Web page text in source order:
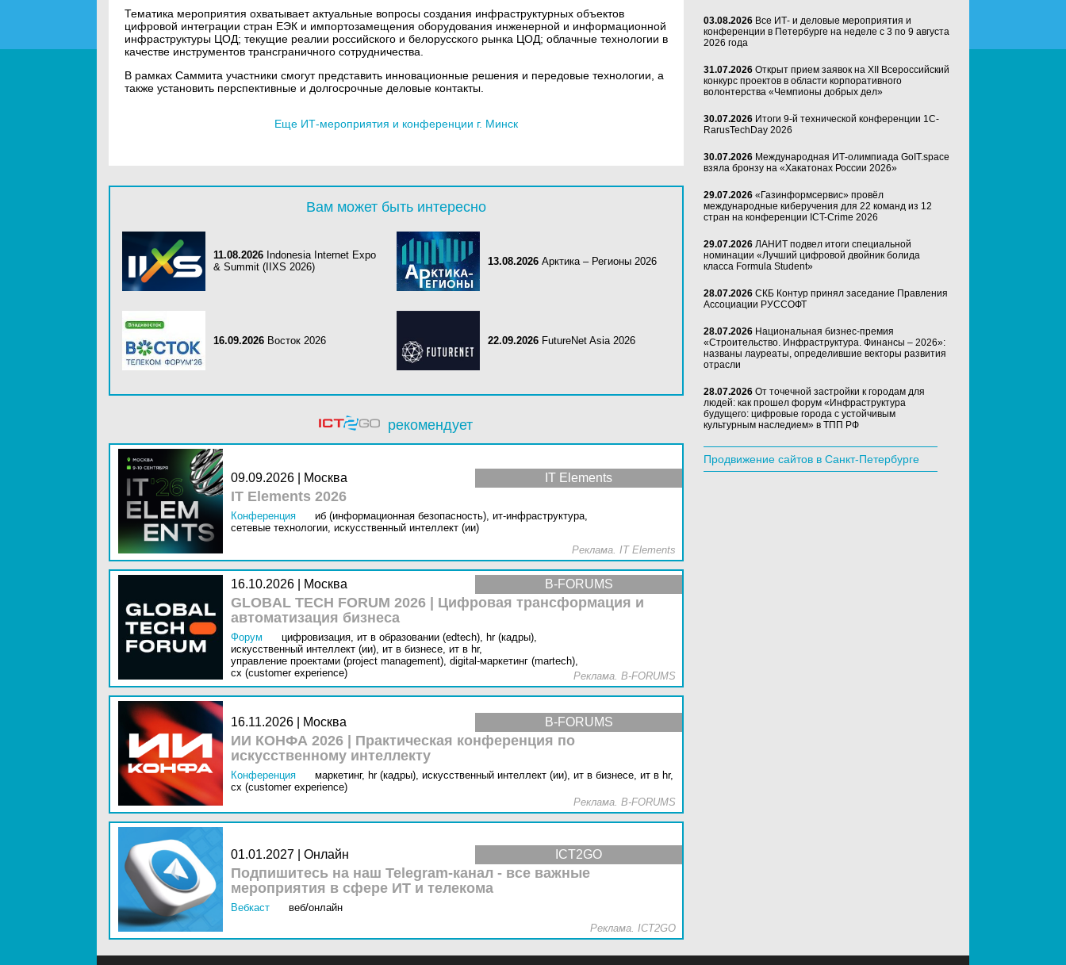
Тематика мероприятия охватывает актуальные вопросы создания инфраструктурных объектов
цифровой интеграции стран ЕЭК и импортозамещения оборудования инженерной и информационной
инфраструктуры ЦОД; текущие реалии российского и белорусского рынка ЦОД; облачные технологии в
качестве инструментов трансграничного сотрудничества.
В рамках Саммита участники смогут представить инновационные решения и передовые технологии, а
также установить перспективные и долгосрочные деловые контакты.
Еще ИТ-мероприятия и конференции г. Минск
Вам может быть интересно
11.08.2026 Indonesia Internet Expo
& Summit (IIXS 2026)
13.08.2026 Арктика – Регионы 2026
16.09.2026 Восток 2026 22.09.2026 FutureNet Asia 2026
рекомендует
IT Elements
09.09.2026 | Москва
IT Elements 2026
Конференция иб (информационная безопасность), ит-инфраструктура,
сетевые технологии, искусственный интеллект (ии)
Реклама. IT Elements
B-FORUMS
16.10.2026 | Москва
GLOBAL TECH FORUM 2026 | Цифровая трансформация и
автоматизация бизнеса
Форум цифровизация, ит в образовании (edtech), hr (кадры),
искусственный интеллект (ии), ит в бизнесе, ит в hr,
управление проектами (project management), digital-маркетинг (martech),
cx (customer experience)
Реклама. B-FORUMS
B-FORUMS
16.11.2026 | Москва
ИИ КОНФА 2026 | Практическая конференция по
искусственному интеллекту
Конференция маркетинг, hr (кадры), искусственный интеллект (ии), ит в бизнесе, ит в hr,
cx (customer experience)
Реклама. B-FORUMS
ICT2GO
01.01.2027 | Онлайн
Подпишитесь на наш Telegram-канал - все важные
мероприятия в сфере ИТ и телекома
Вебкаст
веб/онлайн
Реклама. ICT2GO
03.08.2026 Все ИТ- и деловые мероприятия и
конференции в Петербурге на неделе с 3 по 9 августа
2026 года
31.07.2026 Открыт прием заявок на XII Всероссийский
конкурс проектов в области корпоративного
волонтерства «Чемпионы добрых дел»
30.07.2026 Итоги 9-й технической конференции 1C-
RarusTechDay 2026
30.07.2026 Международная ИТ-олимпиада GoIT.space
взяла бронзу на «Хакатонах России 2026»
29.07.2026 «Газинформсервис» провёл
международные киберучения для 22 команд из 12
стран на конференции ICT-Crime 2026
29.07.2026 ЛАНИТ подвел итоги специальной
номинации «Лучший цифровой двойник болида
класса Formula Student»
28.07.2026 СКБ Контур принял заседание Правления
Ассоциации РУССОФТ
28.07.2026 Национальная бизнес-премия
«Строительство. Инфраструктура. Финансы – 2026»:
названы лауреаты, определившие векторы развития
отрасли
28.07.2026 От точечной застройки к городам для
людей: как прошел форум «Инфраструктура
будущего: цифровые города с устойчивым
культурным наследием» в ТПП РФ
Продвижение сайтов в Санкт-Петербурге